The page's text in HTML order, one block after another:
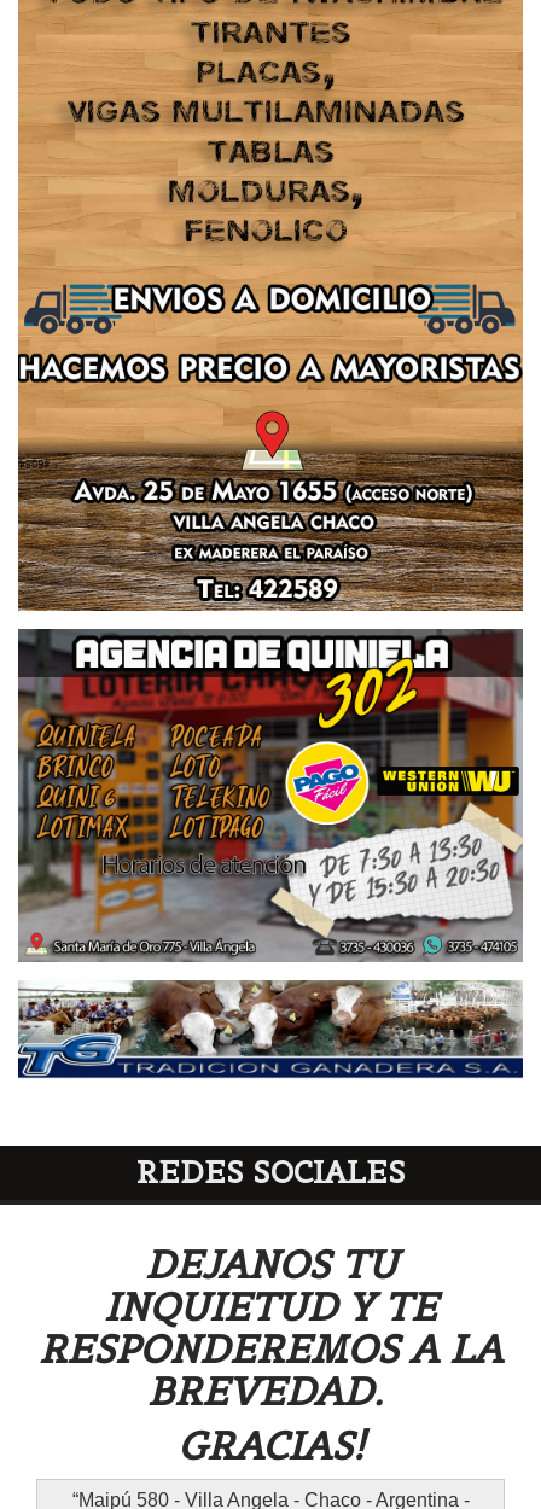
REDES SOCIALES
DEJANOS TU
INQUIETUD Y TE
RESPONDEREMOS A LA
BREVEDAD.
GRACIAS!
Maipú 580 - Villa Angela - Chaco - Argentina -